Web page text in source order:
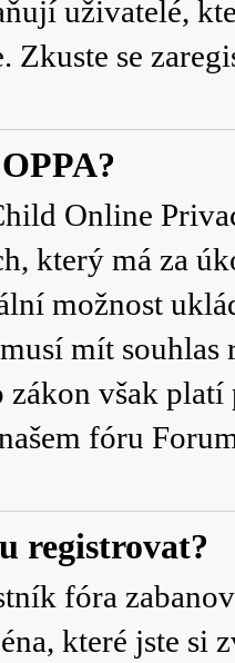
uživatelé,
Zkuste se
Online
který má za
možnost
mít
zákon však
fóru
registrovat?
fóra
které jste